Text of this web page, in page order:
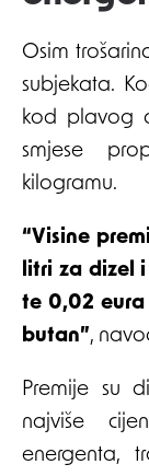
Osim
subjekata.
kod plavog
smjese
kilogramu.
“Visine
litri za dizel
te 0,02 eura
butan”,
Premije su
najviše
energenta,